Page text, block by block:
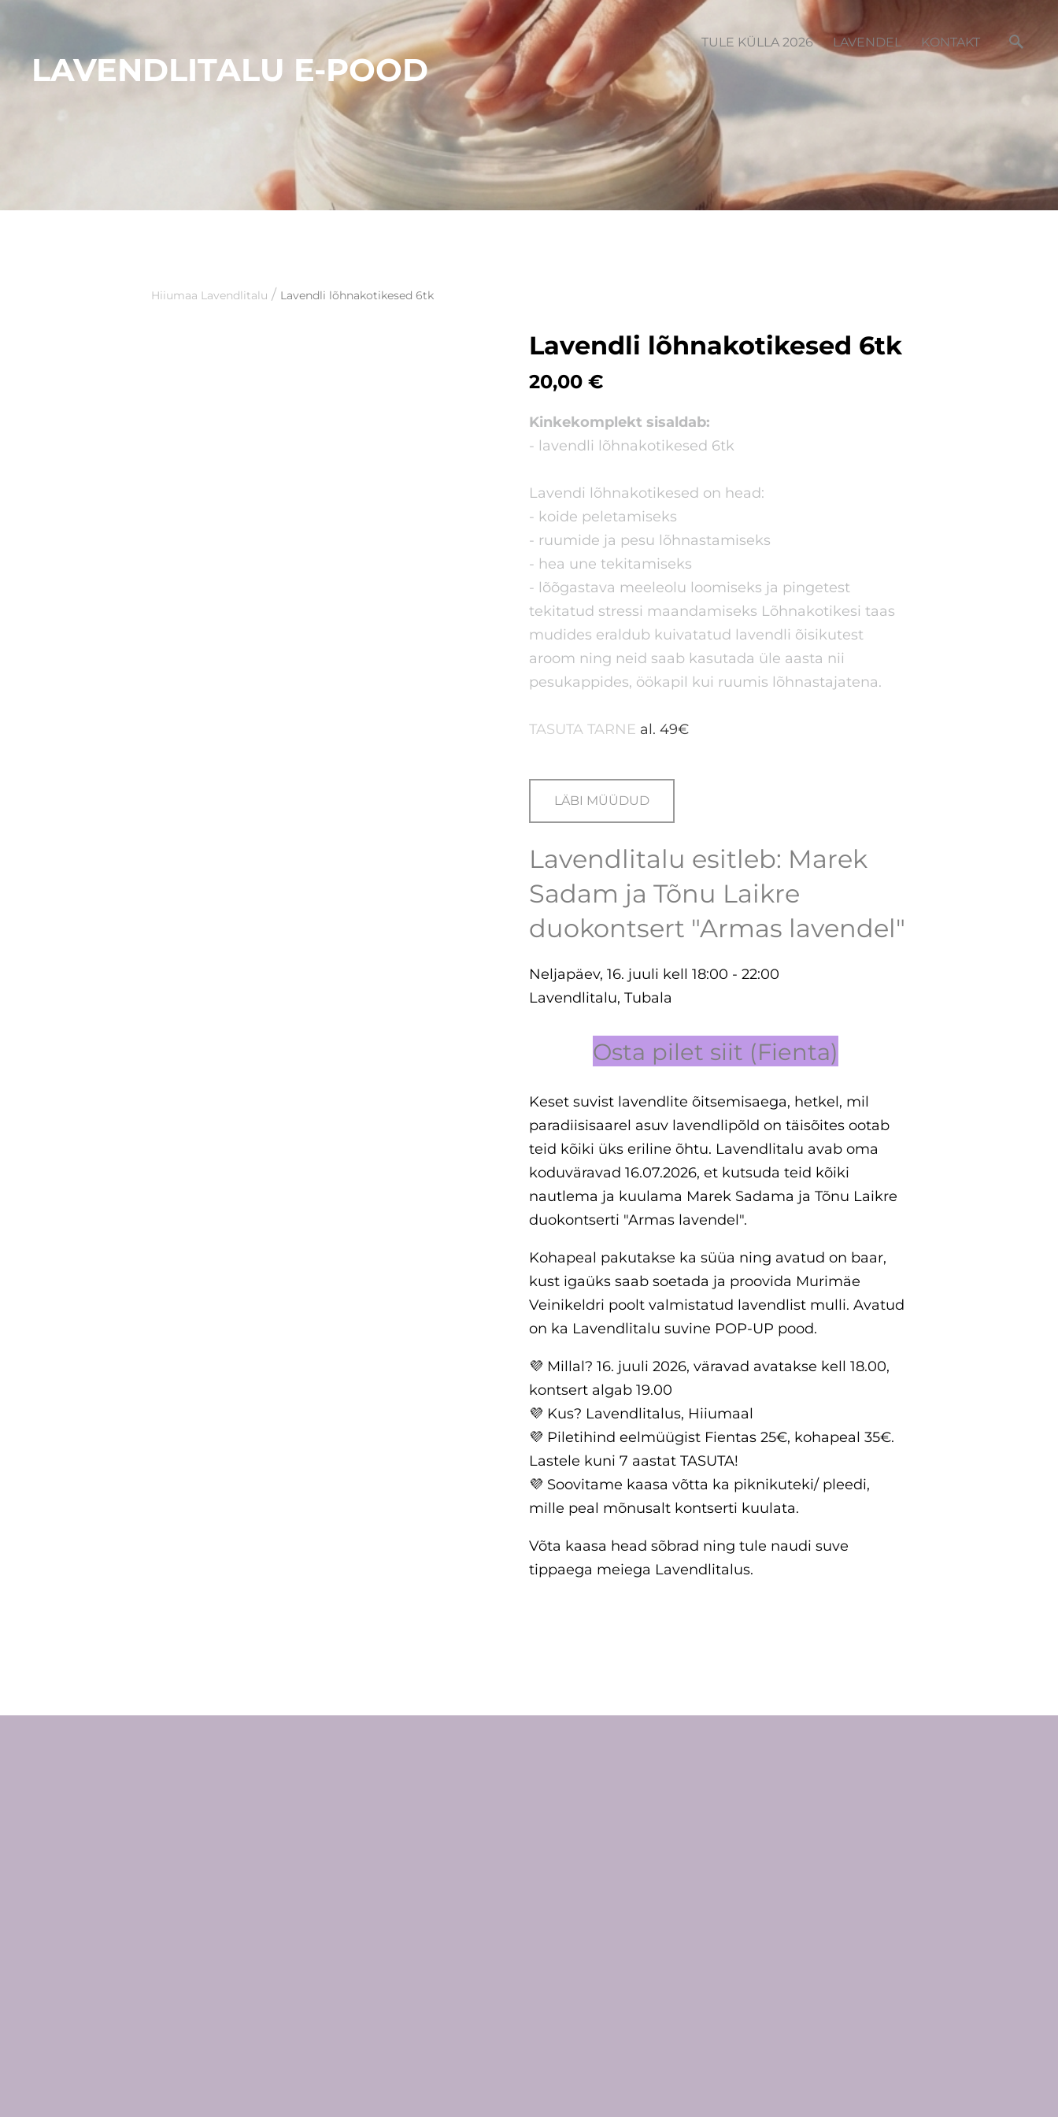
LAVENDLITALU E-POOD
TULE KÜLLA 2026 LAVENDEL KONTAKT
Hiiumaa Lavendlitalu / Lavendli lõhnakotikesed 6tk
Lavendli lõhnakotikesed 6tk
20,00 €
Kinkekomplekt sisaldab:
- lavendli lõhnakotikesed 6tk
Lavendi lõhnakotikesed on head:
- koide peletamiseks
- ruumide ja pesu lõhnastamiseks
- hea une tekitamiseks
- lõõgastava meeleolu loomiseks ja pingetest
tekitatud stressi maandamiseks Lõhnakotikesi taas
mudides eraldub kuivatatud lavendli õisikutest
aroom ning neid saab kasutada üle aasta nii
pesukappides, öökapil kui ruumis lõhnastajatena.
TASUTA TARNE al. 49€
LÄBI MÜÜDUD
Lavendlitalu esitleb: Marek
Sadam ja Tõnu Laikre
duokontsert "Armas lavendel"
Neljapäev, 16. juuli kell 18:00 - 22:00
Lavendlitalu, Tubala
Osta pilet siit (Fienta)
Keset suvist lavendlite õitsemisaega, hetkel, mil
paradiisisaarel asuv lavendlipõld on täisõites ootab
teid kõiki üks eriline õhtu. Lavendlitalu avab oma
koduväravad 16.07.2026, et kutsuda teid kõiki
nautlema ja kuulama Marek Sadama ja Tõnu Laikre
duokontserti "Armas lavendel".
Kohapeal pakutakse ka süüa ning avatud on baar,
kust igaüks saab soetada ja proovida Murimäe
Veinikeldri poolt valmistatud lavendlist mulli. Avatud
on ka Lavendlitalu suvine POP-UP pood.
💜 Millal? 16. juuli 2026, väravad avatakse kell 18.00,
kontsert algab 19.00
💜 Kus? Lavendlitalus, Hiiumaal
💜 Piletihind eelmüügist Fientas 25€, kohapeal 35€.
Lastele kuni 7 aastat TASUTA!
💜 Soovitame kaasa võtta ka piknikuteki/ pleedi,
mille peal mõnusalt kontserti kuulata.
Võta kaasa head sõbrad ning tule naudi suve
tippaega meiega Lavendlitalus.